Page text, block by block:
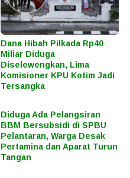
Dana Hibah Pilkada Rp40
Miliar Diduga
Diselewengkan, Lima
Komisioner KPU Kotim Jadi
Tersangka
Diduga Ada Pelangsiran
BBM Bersubsidi di SPBU
Pelantaran, Warga Desak
Pertamina dan Aparat Turun
Tangan